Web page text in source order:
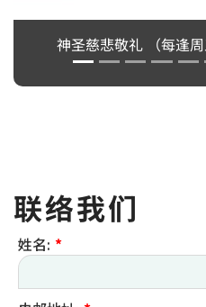
神圣慈悲敬礼 （每逢
联络我们
姓名: *